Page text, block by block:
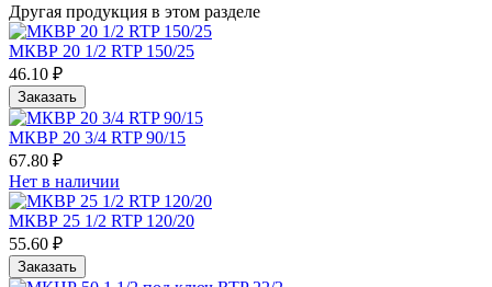
Другая продукция в этом разделе
МКВР 20 1/2 RTP 150/25
46.10 ₽
Заказать
МКВР 20 3/4 RTP 90/15
67.80 ₽
Нет в наличии
МКВР 25 1/2 RTP 120/20
55.60 ₽
Заказать